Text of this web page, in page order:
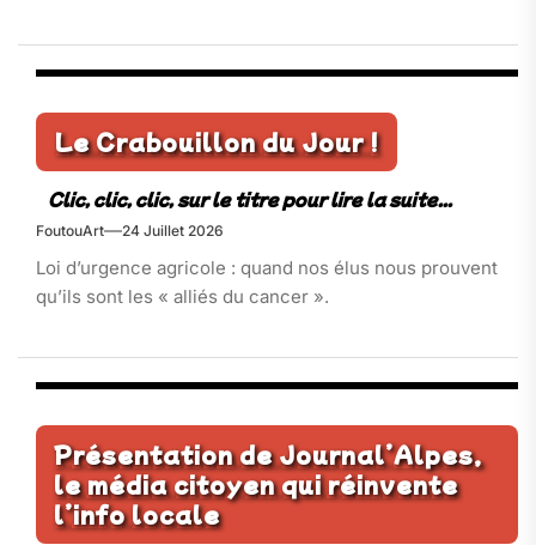
Le Crabouillon du Jour !
FoutouArt 24 Juillet 2026
Loi d’urgence agricole : quand nos élus nous prouvent
qu’ils sont les « alliés du cancer ».
Présentation de Journal’Alpes,
le média citoyen qui réinvente
l’info locale